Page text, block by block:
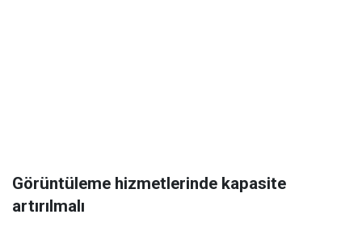
Görüntüleme hizmetlerinde kapasite
artırılmalı